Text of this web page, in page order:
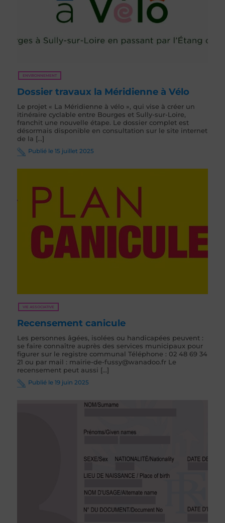
ENVIRONNEMENT
Dossier travaux la Méridienne à Vélo
Le projet « La Méridienne à vélo », qui vise à créer un
itinéraire cyclable entre Bourges et Sully-sur-Loire,
franchit une nouvelle étape. Le dossier complet est
désormais disponible en consultation sur le site internet
de la [...]
Publié le 15 juillet 2025
VIE ASSOCIATIVE
Recensement canicule
Les personnes âgées, isolées ou handicapées peuvent :
se faire connaître auprès des services municipaux pour
figurer sur le registre communal Téléphone : 02 48 69 34
21 ou par mail : mairie-de-fussy@wanadoo.fr Le
recensement peut aussi [...]
Publié le 19 juin 2025